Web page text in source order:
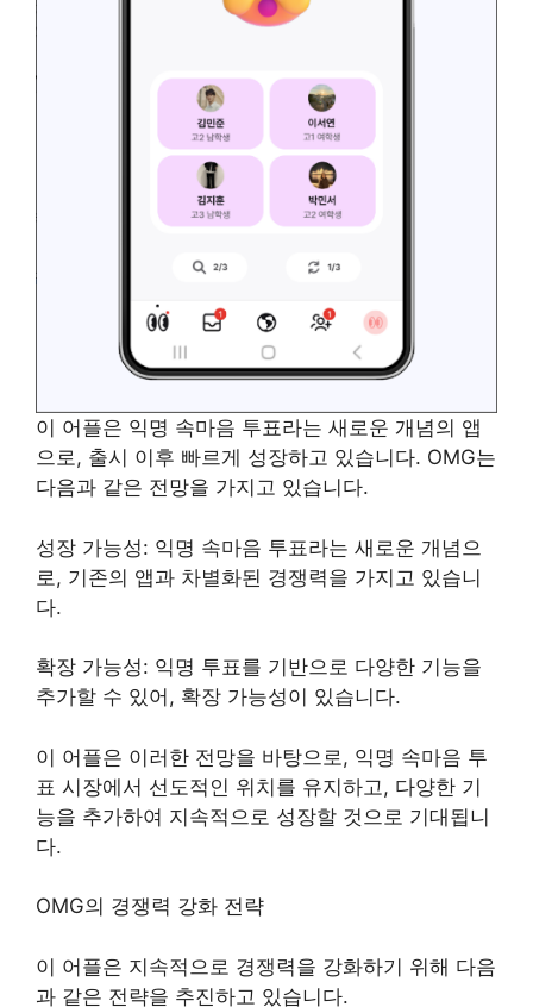
이 어플은 익명 속마음 투표라는 새로운 개념의 앱
으로, 출시 이후 빠르게 성장하고 있습니다. OMG는
다음과 같은 전망을 가지고 있습니다.
성장 가능성: 익명 속마음 투표라는 새로운 개념으
로, 기존의 앱과 차별화된 경쟁력을 가지고 있습니
다.
확장 가능성: 익명 투표를 기반으로 다양한 기능을
추가할 수 있어, 확장 가능성이 있습니다.
이 어플은 이러한 전망을 바탕으로, 익명 속마음 투
표 시장에서 선도적인 위치를 유지하고, 다양한 기
능을 추가하여 지속적으로 성장할 것으로 기대됩니
다.
OMG의 경쟁력 강화 전략
이 어플은 지속적으로 경쟁력을 강화하기 위해 다음
과 같은 전략을 추진하고 있습니다.